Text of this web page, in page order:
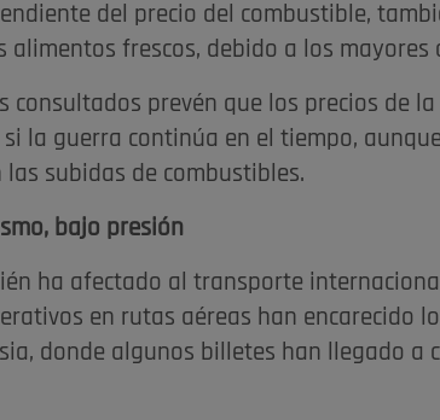
del precio del combustible,
alimentos frescos, debido a los mayores
consultados prevén que los precios de
la guerra continúa en el tiempo,
las subidas de combustibles.
bajo presión
ha afectado al transporte
en rutas aéreas han encarecido
donde algunos billetes han llegado a